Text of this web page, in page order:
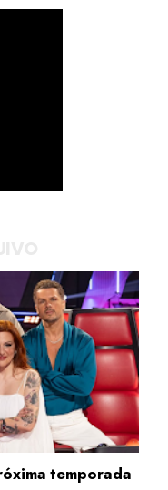
temporada